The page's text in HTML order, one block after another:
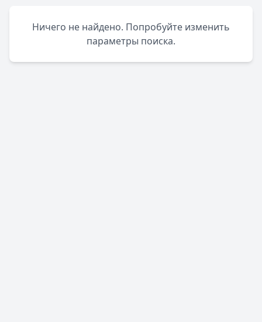
Ничего не найдено. Попробуйте изменить
параметры поиска.